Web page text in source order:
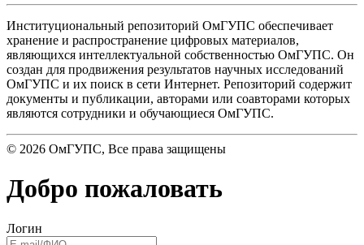
Институциональный репозиторий ОмГУПС обеспечивает
хранение и распространение цифровых материалов,
являющихся интеллектуальной собственностью ОмГУПС. Он
создан для продвижения результатов научных исследований
ОмГУПС и их поиск в сети Интернет. Репозиторий содержит
документы и публикации, авторами или соавторами которых
являются сотрудники и обучающиеся ОмГУПС.
© 2026 ОмГУПС, Все права защищены
Добро пожаловать
Логин